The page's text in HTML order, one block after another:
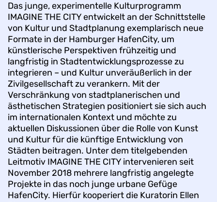
Das junge, experimentelle Kulturprogramm
IMAGINE THE CITY entwickelt an der Schnittstelle
von Kultur und Stadtplanung exemplarisch neue
Formate in der Hamburger HafenCity, um
künstlerische Perspektiven frühzeitig und
langfristig in Stadtentwicklungsprozesse zu
integrieren – und Kultur unveräußerlich in der
Zivilgesellschaft zu verankern. Mit der
Verschränkung von stadtplanerischen und
ästhetischen Strategien positioniert sie sich auch
im internationalen Kontext und möchte zu
aktuellen Diskussionen über die Rolle von Kunst
und Kultur für die künftige Entwicklung von
Städten beitragen. Unter dem titelgebenden
Leitmotiv IMAGINE THE CITY intervenieren seit
November 2018 mehrere langfristig angelegte
Projekte in das noch junge urbane Gefüge
HafenCity. Hierfür kooperiert die Kuratorin Ellen